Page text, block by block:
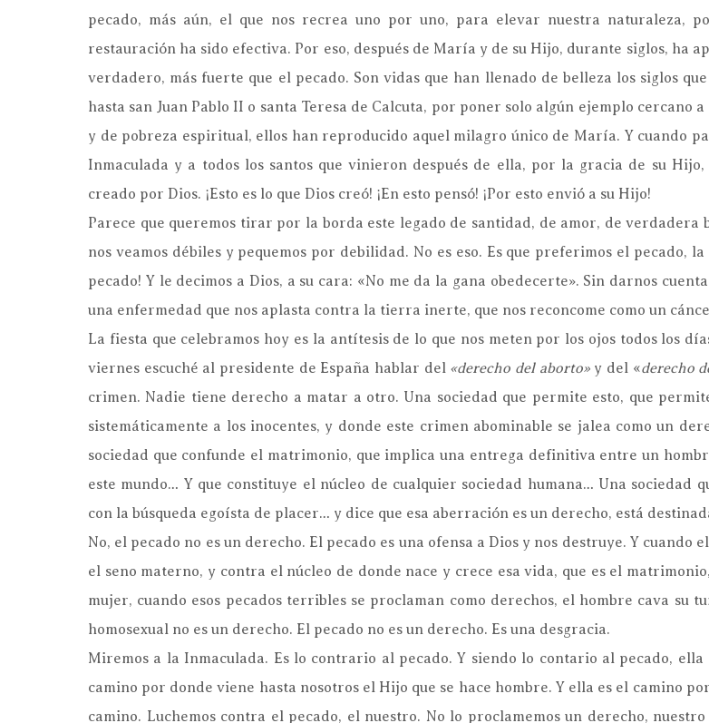
pecado, más aún, el que nos recrea uno por uno, para elevar nuestra naturaleza,
restauración ha sido efectiva. Por eso, después de María y de su Hijo, durante siglos, ha
verdadero, más fuerte que el pecado. Son vidas que han llenado de belleza los siglos
hasta san Juan Pablo II o santa Teresa de Calcuta, por poner solo algún ejemplo
y de pobreza espiritual, ellos han reproducido aquel milagro único de María. Y cuando
Inmaculada y a todos los santos que vinieron después de ella, por la gracia de su
creado por Dios. ¡Esto es lo que Dios creó! ¡En esto pensó! ¡Por esto envió a su Hijo!
Parece que queremos tirar por la borda este legado de santidad, de amor, de verdadera
nos veamos débiles y pequemos por debilidad. No es eso. Es que preferimos el pecado,
pecado! Y le decimos a Dios, a su cara: «No me da la gana obedecerte». Sin darnos
una enfermedad que nos aplasta contra la tierra inerte, que nos reconcome como un
La fiesta que celebramos hoy es la antítesis de lo que nos meten por los ojos todos los
viernes escuché al presidente de España hablar del «derecho del aborto»y del «derecho
crimen. Nadie tiene derecho a matar a otro. Una sociedad que permite esto, que
sistemáticamente a los inocentes, y donde este crimen abominable se jalea como un
sociedad que confunde el matrimonio, que implica una entrega definitiva entre un
este mundo… Y que constituye el núcleo de cualquier sociedad humana… Una sociedad
con la búsqueda egoísta de placer… y dice que esa aberración es un derecho, está
No, el pecado no es un derecho. El pecado es una ofensa a Dios y nos destruye. Y
el seno materno, y contra el núcleo de donde nace y crece esa vida, que es el
mujer, cuando esos pecados terribles se proclaman como derechos, el hombre cava su
homosexual no es un derecho. El pecado no es un derecho. Es una desgracia.
Miremos a la Inmaculada. Es lo contrario al pecado. Y siendo lo contario al pecado,
camino por donde viene hasta nosotros el Hijo que se hace hombre. Y ella es el camino
camino. Luchemos contra el pecado, el nuestro. No lo proclamemos un derecho,